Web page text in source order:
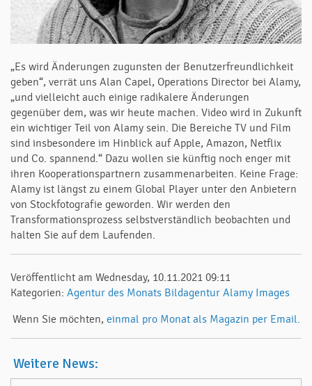
„Es wird Änderungen zugunsten der Benutzerfreundlichkeit
geben“, verrät uns Alan Capel, Operations Director bei Alamy,
„und vielleicht auch einige radikalere Änderungen
gegenüber dem, was wir heute machen. Video wird in Zukunft
ein wichtiger Teil von Alamy sein. Die Bereiche TV und Film
sind insbesondere im Hinblick auf Apple, Amazon, Netflix
und Co. spannend.“ Dazu wollen sie künftig noch enger mit
ihren Kooperationspartnern zusammenarbeiten. Keine Frage:
Alamy ist längst zu einem Global Player unter den Anbietern
von Stockfotografie geworden. Wir werden den
Transformationsprozess selbstverständlich beobachten und
halten Sie auf dem Laufenden.
Veröffentlicht am Wednesday, 10.11.2021 09:11
Kategorien: Agentur des Monats Bildagentur Alamy Images
Wenn Sie möchten, einmal pro Monat als Magazin per Email.
Weitere News: